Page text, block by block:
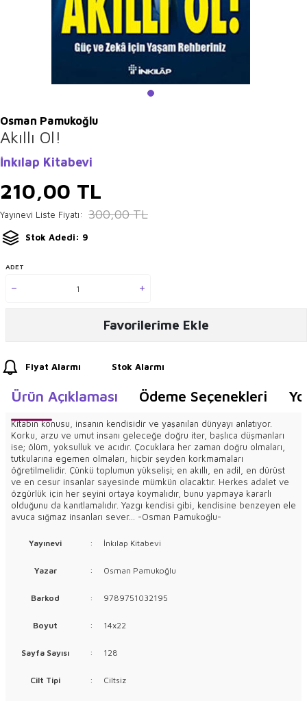
Osman Pamukoğlu
Akıllı Ol!
İnkılap Kitabevi
210,00 TL
Yayınevi Liste Fiyatı: 300,00TL
Stok Adedi: 9
ADET
Favorilerime Ekle
Fiyat Alarmı Stok Alarmı
Ürün Açıklaması Ödeme Seçenekleri
Kitabın konusu, insanın kendisidir ve yaşanılan dünyayı anlatıyor.
Korku, arzu ve umut insanı geleceğe doğru iter, başlıca düşmanları
ise; ölüm, yoksulluk ve acıdır. Çocuklara her zaman doğru olmaları,
tutkularına egemen olmaları, hiçbir şeyden korkmamaları
öğretilmelidir. Çünkü toplumun yükselişi; en akıllı, en adil, en dürüst
ve en cesur insanlar sayesinde mümkün olacaktır. Herkes adalet ve
özgürlük için her şeyini ortaya koymalıdır, bunu yapmaya kararlı
olduğunu da kanıtlamalıdır. Yazgı kendisi gibi, kendisine benzeyen ele
avuca sığmaz insanları sever... -Osman Pamukoğlu-
Yayınevi : İnkılap Kitabevi
Yazar : Osman Pamukoğlu
Barkod : 9789751032195
Boyut : 14x22
Sayfa Sayısı : 128
Cilt Tipi : Ciltsiz